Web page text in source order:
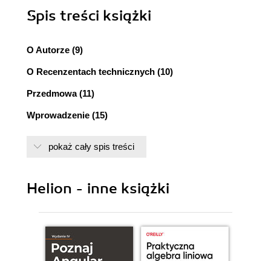
Spis treści książki
O Autorze (9)
O Recenzentach technicznych (10)
Przedmowa (11)
Wprowadzenie (15)
Cele projektu (22)
Kładziemy fundamenty (23)
Konwertowanie dokumentu (24)
Okrajanie dokumentu (25)
Struktura szkieletowa (25)
Przebudowa projektu (28)
Style podstawowe (28)
pokaż cały spis treści
Helion - inne książki